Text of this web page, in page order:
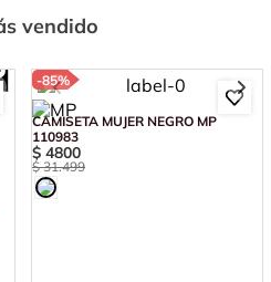
vendido
-85%
CAMISETA MUJER NEGRO MP
110983
$ 4800
$ 31.499